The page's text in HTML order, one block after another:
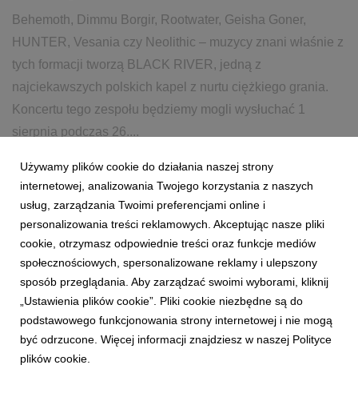
Behemoth, Dimmu Borgir, Rootwater, Geisha Goner,
HUNTER, Vesania czy Neolithic – muzycy znani właśnie z
tych formacji tworzą BLACK RIVER, jedną z
najciekawszych polskich kapel z nurtu ciężkiego grania.
Koncertu tego zespołu będziemy mogli wysłuchać 1
sierpnia podczas 26....
2 marca 2020 czytaj więcej...
BLACK RIVER KONCERT POL'AND'ROCK FESTIVAL
26. POL'AND'ROCK FESTIVAL
Używamy plików cookie do działania naszej strony
internetowej, analizowania Twojego korzystania z naszych
usług, zarządzania Twoimi preferencjami online i
personalizowania treści reklamowych. Akceptując nasze pliki
cookie, otrzymasz odpowiednie treści oraz funkcje mediów
społecznościowych, spersonalizowane reklamy i ulepszony
sposób przeglądania. Aby zarządzać swoimi wyborami, kliknij
„Ustawienia plików cookie”. Pliki cookie niezbędne są do
podstawowego funkcjonowania strony internetowej i nie mogą
być odrzucone. Więcej informacji znajdziesz w naszej Polityce
plików cookie.